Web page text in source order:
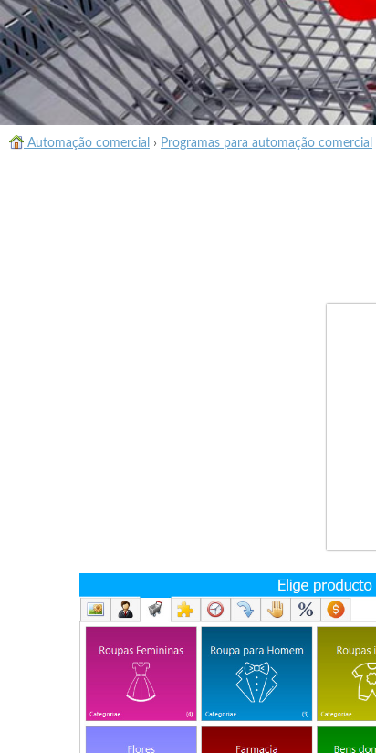
Automação comercial › Programas para automação comercial